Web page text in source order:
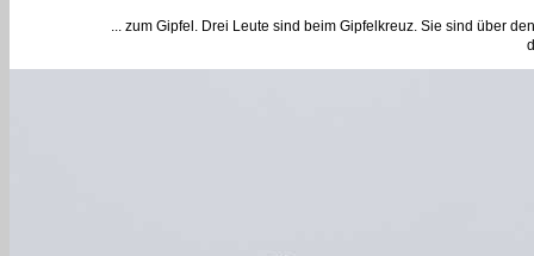
... zum Gipfel. Drei Leute sind beim Gipfelkreuz. Sie sind über